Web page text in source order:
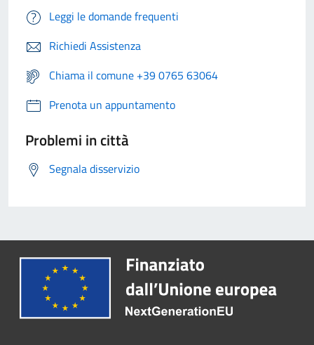
Leggi le domande frequenti
Richiedi Assistenza
Chiama il comune +39 0765 63064
Prenota un appuntamento
Problemi in città
Segnala disservizio